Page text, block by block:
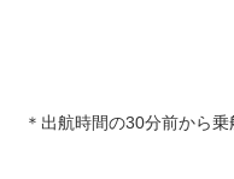
＊出航時間の30分前から乗